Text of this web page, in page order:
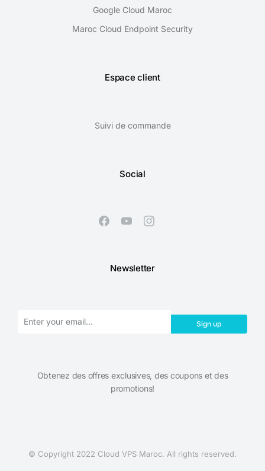
Google Cloud Maroc
Maroc Cloud Endpoint Security
Espace client
Suivi de commande
Social
Newsletter
Sign up
Obtenez des offres exclusives, des coupons et des
promotions!​
© Copyright 2022 Cloud VPS Maroc. All rights reserved.